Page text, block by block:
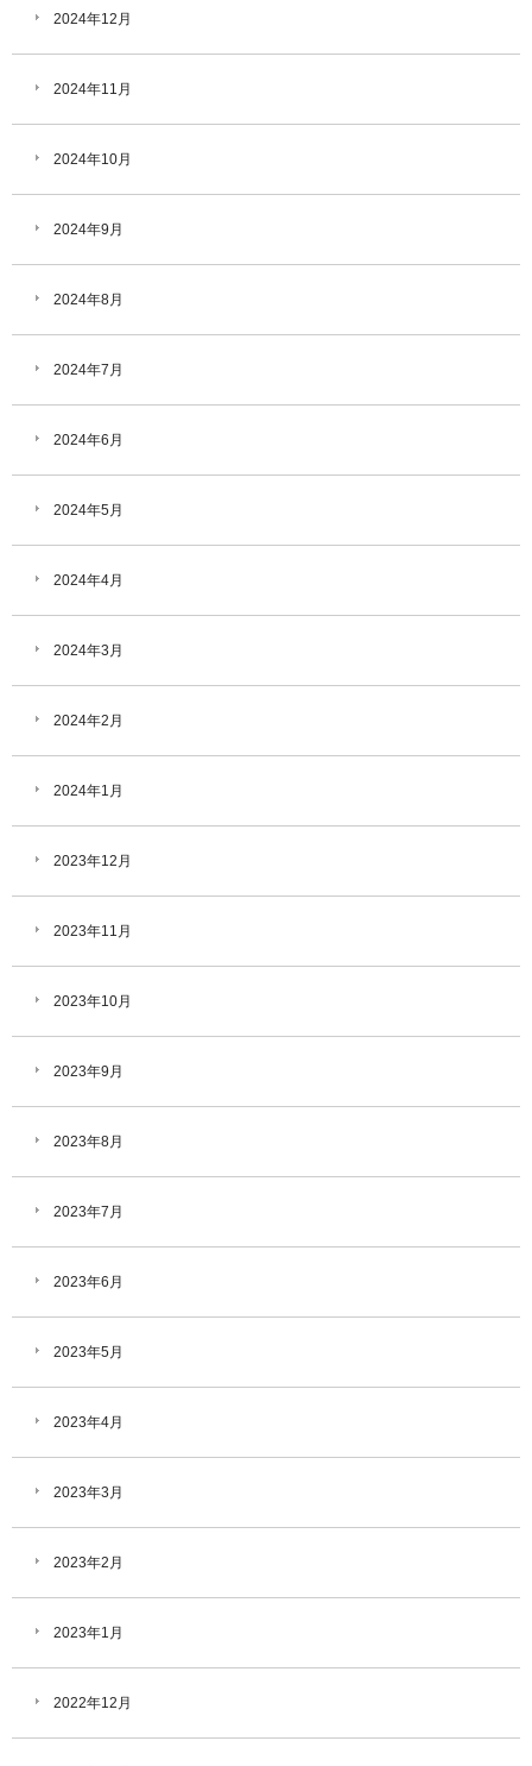
2024年12月
2024年11月
2024年10月
2024年9月
2024年8月
2024年7月
2024年6月
2024年5月
2024年4月
2024年3月
2024年2月
2024年1月
2023年12月
2023年11月
2023年10月
2023年9月
2023年8月
2023年7月
2023年6月
2023年5月
2023年4月
2023年3月
2023年2月
2023年1月
2022年12月